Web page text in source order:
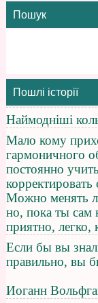
Пошук
Пошлі історії